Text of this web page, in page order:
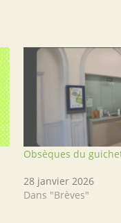
Obsèques du
28 janvier 2026
Dans "Brèves"